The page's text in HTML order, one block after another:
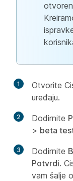
1
Otvorite
uređaju.
2 Dodirnite
> beta
3 Dodirnite
Potvrdi.
vam šalje